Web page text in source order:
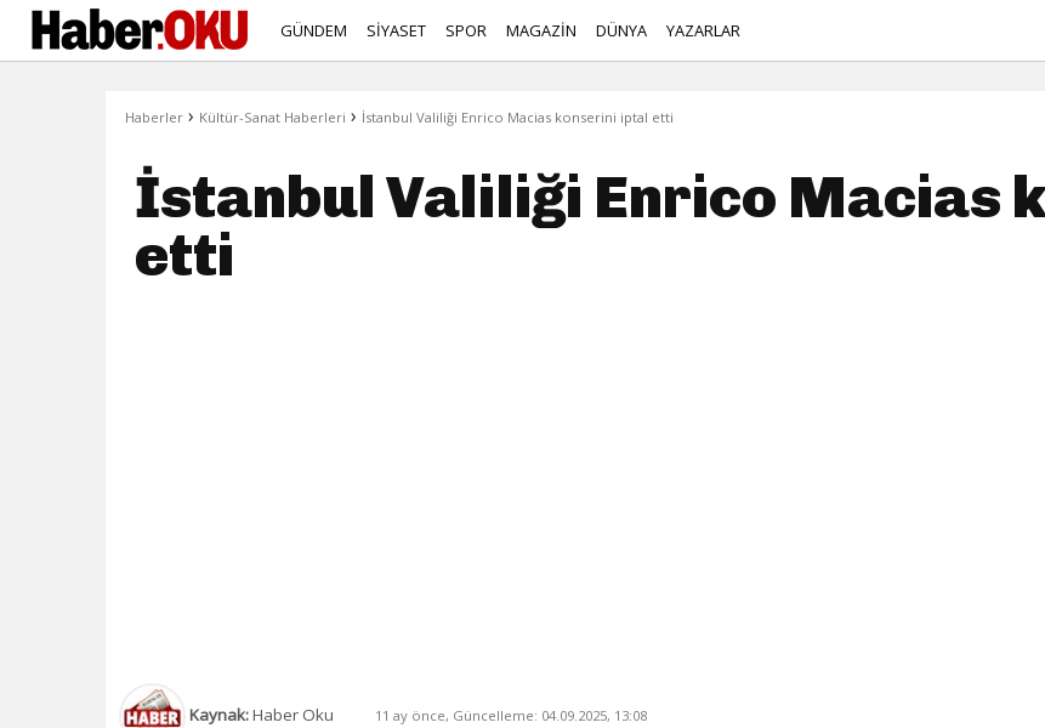
GÜNDEM SİYASET SPOR MAGAZİN DÜNYA YAZARLAR
Haberler › Kültür-Sanat Haberleri › İstanbul Valiliği Enrico Macias konserini iptal etti
İstanbul Valiliği Enrico Macias
etti
Kaynak:Haber Oku 11 ay önce, Güncelleme: 04.09.2025, 13:08